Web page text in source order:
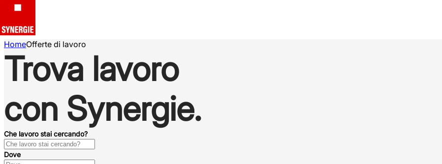
HomeOfferte di lavoro
Trova lavoro
con Synergie.
Che lavoro stai cercando?
Dove